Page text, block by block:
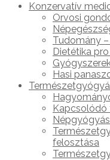
Konzervatív
Orvosi
Tudomány
Dietétika
Hasi
felosztása